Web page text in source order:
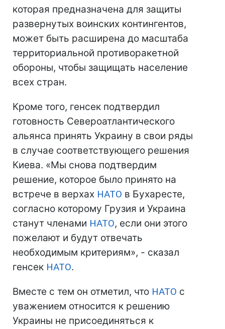
которая предназначена для защиты
развернутых воинских контингентов,
может быть расширена до масштаба
территориальной противоракетной
обороны, чтобы защищать население
всех стран.
Кроме того, генсек подтвердил
готовность Североатлантического
альянса принять Украину в свои ряды
в случае соответствующего решения
Киева. «Мы снова подтвердим
решение, которое было принято на
встрече в верхах НАТО в Бухаресте,
согласно которому Грузия и Украина
станут членами НАТО, если они этого
пожелают и будут отвечать
необходимым критериям», - сказал
генсек НАТО.
Вместе с тем он отметил, что НАТО с
уважением относится к решению
Украины не присоединяться к